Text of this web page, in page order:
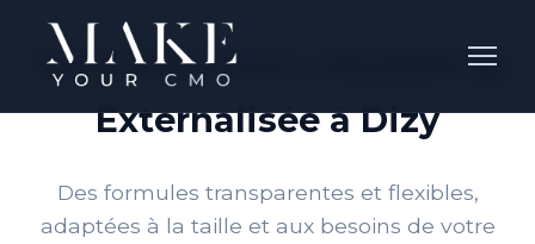
Tarifs Direction Marketing
Externalisée à Dizy
Des formules transparentes et flexibles,
adaptées à la taille et aux besoins de votre